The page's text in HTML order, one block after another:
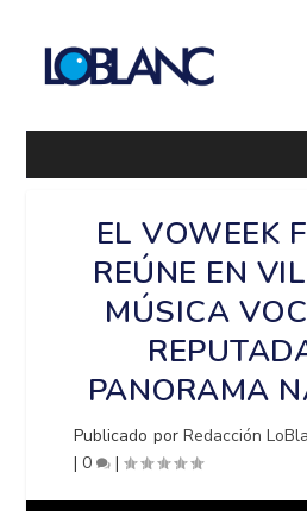
EL VOWEEK
REÚNE EN
MÚSICA
PANORAMA
Publicado por Redacción
|0 |